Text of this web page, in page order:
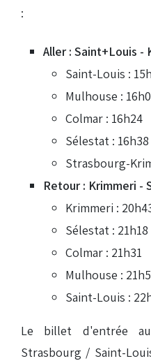
:
Aller : Saint+Louis -
Saint-Louis :
Mulhouse :
Colmar : 16h24
Sélestat : 16h38
Strasbourg-
Retour : Krimmeri -
Krimmeri :
Sélestat : 21h18
Colmar : 21h31
Mulhouse :
Saint-Louis :
Le billet d'entrée
Strasbourg / Saint-